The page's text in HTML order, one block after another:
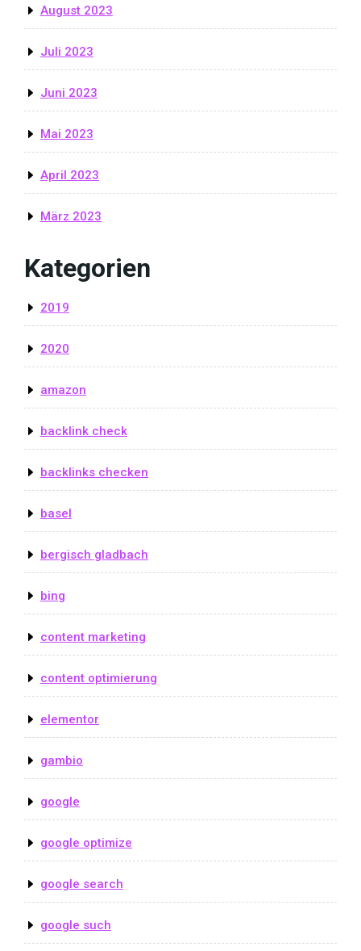
August 2023
Juli 2023
Juni 2023
Mai 2023
April 2023
März 2023
Kategorien
2019
2020
amazon
backlink check
backlinks checken
basel
bergisch gladbach
bing
content marketing
content optimierung
elementor
gambio
google
google optimize
google search
google such